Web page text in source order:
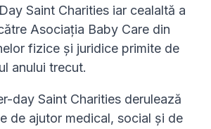
Saint Charities iar cealaltă a
Asociația Baby Care din
fizice și juridice primite de
anului trecut.
day Saint Charities derulează
de ajutor medical, social și de